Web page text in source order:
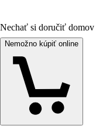
Nechať si doručiť domov
Nemožno kúpiť online